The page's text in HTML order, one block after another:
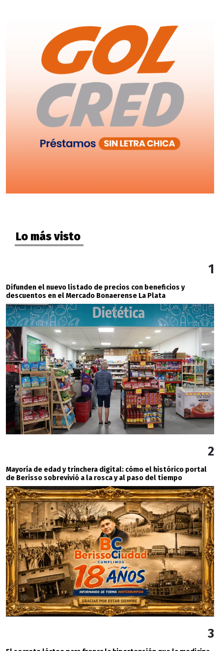
Lo más visto
1
Difunden el nuevo listado de precios con beneficios y
descuentos en el Mercado Bonaerense La Plata
2
Mayoría de edad y trinchera digital: cómo el histórico portal
de Berisso sobrevivió a la rosca y al paso del tiempo
3